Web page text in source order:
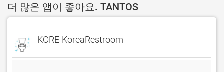
더 많은 앱이 좋아요. TANTOS
KORE-KoreaRestroom